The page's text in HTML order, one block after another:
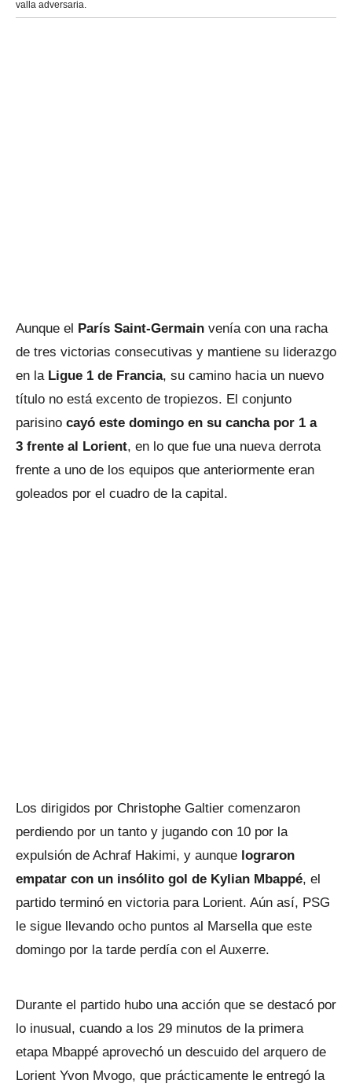
valla adversaria.
Aunque el París Saint-Germain venía con una racha
de tres victorias consecutivas y mantiene su liderazgo
en la Ligue 1 de Francia, su camino hacia un nuevo
título no está excento de tropiezos. El conjunto
parisino cayó este domingo en su cancha por 1 a
3 frente al Lorient, en lo que fue una nueva derrota
frente a uno de los equipos que anteriormente eran
goleados por el cuadro de la capital.
Los dirigidos por Christophe Galtier comenzaron
perdiendo por un tanto y jugando con 10 por la
expulsión de Achraf Hakimi, y aunque lograron
empatar con un insólito gol de Kylian Mbappé, el
partido terminó en victoria para Lorient. Aún así, PSG
le sigue llevando ocho puntos al Marsella que este
domingo por la tarde perdía con el Auxerre.
Durante el partido hubo una acción que se destacó por
lo inusual, cuando a los 29 minutos de la primera
etapa Mbappé aprovechó un descuido del arquero de
Lorient Yvon Mvogo, que prácticamente le entregó la